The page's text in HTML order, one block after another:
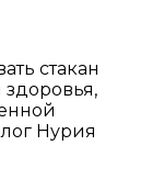
стакан
Нурия